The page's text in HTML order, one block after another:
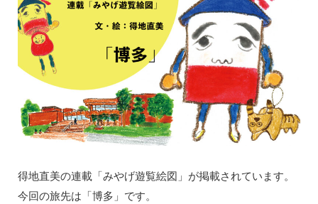
得地直美の連載「みやげ遊覧絵図」が掲載されています。
今回の旅先は「博多」です。